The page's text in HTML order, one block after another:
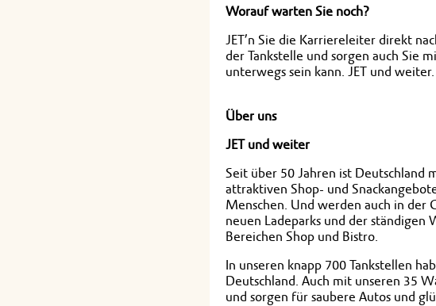
Worauf warten Sie noch?
JET’n Sie die Karriereleiter direkt
der Tankstelle und sorgen auch Sie
unterwegs sein kann. JET und weiter.
Über uns
JET und weiter
Seit über 50 Jahren ist Deutschland
attraktiven Shop- und
Menschen. Und werden auch in
neuen Ladeparks und der
Bereichen Shop und Bistro.
In unseren knapp 700 Tankstellen
Deutschland. Auch mit unseren 35
und sorgen für saubere Autos und